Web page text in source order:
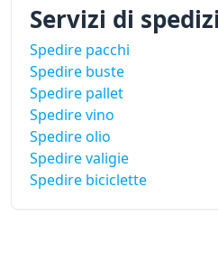
Servizi di
Spedire pacchi
Spedire buste
Spedire pallet
Spedire vino
Spedire olio
Spedire valigie
Spedire biciclette